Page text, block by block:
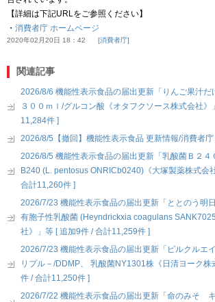
【詳細は下記URLをご参照ください】
・ 消費者庁 ホームページ
2020年02月20日 18：42 消費者庁
関連記事
2026/8/6 機能性表示食品の届出更新「りんご果汁だ
３００ｍｌ/グルコン酸《オタフクソース株式会社》
11,284件 ]
2026/8/5【撤回】機能性表示食品 更新情報/消費者庁
2026/8/5 機能性表示食品の届出更新「乳酸菌Ｂ２４
B240 (L. pentosus ONRICb0240)《大塚製薬株式会
合計11,260件 ]
2026/7/23 機能性表示食品の届出更新「ととのう
有胞子性乳酸菌 (Heyndrickxia coagulans
社》」等 [ 追加9件 / 合計11,259件 ]
2026/7/23 機能性表示食品の届出更新「ピルクルエ
リプル－/DDMP、 乳酸菌NY1301株《日清ヨーク株
件 / 合計11,250件 ]
2026/7/22 機能性表示食品の届出更新「命のみそ